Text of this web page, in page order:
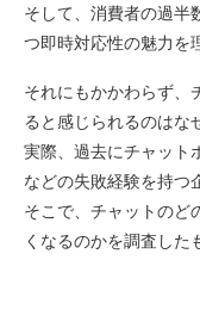
そして、消費者の過半
つ即時対応性の魅力を
それにもかかわらず、
ると感じられるのはな
実際、過去にチャット
などの失敗経験を持つ
そこで、チャットのど
くなるのかを調査した